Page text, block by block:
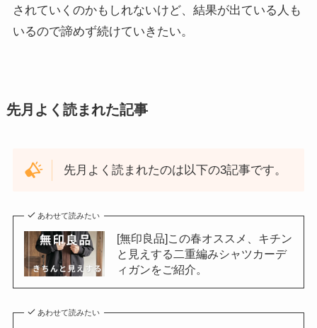
されていくのかもしれないけど、結果が出ている人も
いるので諦めず続けていきたい。
先月よく読まれた記事
先月よく読まれたのは以下の3記事です。
あわせて読みたい
[無印良品]この春オススメ、キチン
と見えする二重編みシャツカーデ
ィガンをご紹介。
あわせて読みたい